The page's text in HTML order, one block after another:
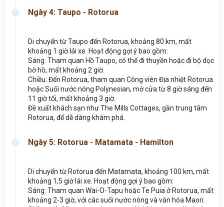
Ngày 4: Taupo - Rotorua
Di chuyển từ Taupo đến Rotorua, khoảng 80 km, mất
khoảng 1 giờ lái xe. Hoạt động gợi ý bao gồm:
Sáng: Tham quan Hồ Taupo, có thể đi thuyền hoặc đi bộ dọc
bờ hồ, mất khoảng 2 giờ.
Chiều: Đến Rotorua, tham quan Công viên Địa nhiệt Rotorua
hoặc Suối nước nóng Polynesian, mở cửa từ 8 giờ sáng đến
11 giờ tối, mất khoảng 3 giờ.
Đề xuất khách sạn như The Mills Cottages, gần trung tâm
Rotorua, để dễ dàng khám phá.
Ngày 5: Rotorua - Matamata - Hamilton
Di chuyển từ Rotorua đến Matamata, khoảng 100 km, mất
khoảng 1,5 giờ lái xe. Hoạt động gợi ý bao gồm:
Sáng: Tham quan Wai-O-Tapu hoặc Te Puia ở Rotorua, mất
khoảng 2-3 giờ, với các suối nước nóng và văn hóa Maori.